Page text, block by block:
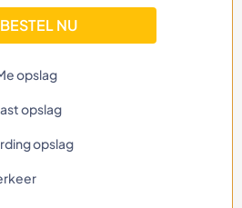
BESTEL NU
opslag
opslag
opslag